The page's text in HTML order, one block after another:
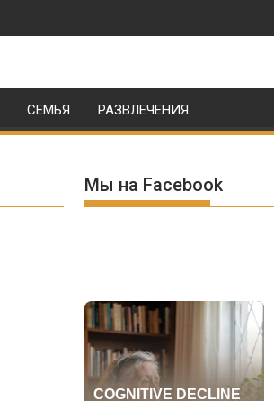
СЕМЬЯ РАЗВЛЕЧЕНИЯ
Мы на Facebook